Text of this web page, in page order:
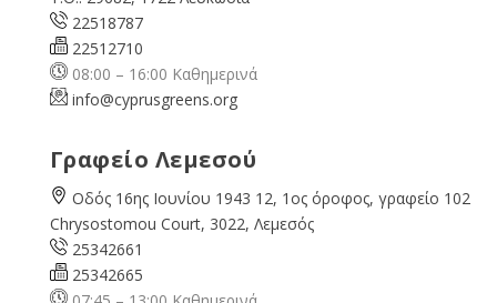
22518787
22512710
08:00 – 16:00 Καθημερινά
info@cyprusgreens.org
Γραφείο Λεμεσού
Οδός 16ης Ιουνίου 1943 12, 1ος όροφος, γραφείο 102
Chrysostomou Court, 3022, Λεμεσός
25342661
25342665